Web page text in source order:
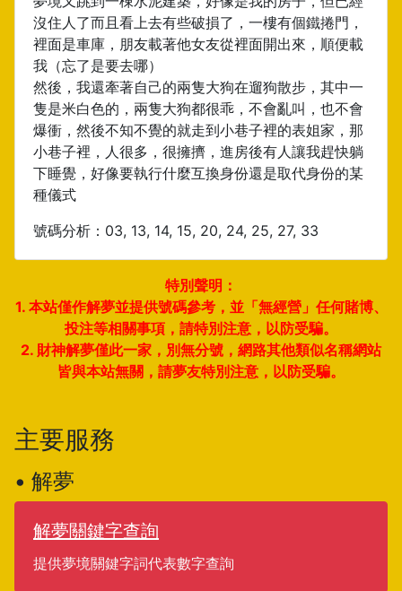
沒住人了而且看上去有些破損了，一樓有個鐵捲門，
裡面是車庫，朋友載著他女友從裡面開出來，順便載
我（忘了是要去哪）
然後，我還牽著自己的兩隻大狗在遛狗散步，其中一
隻是米白色的，兩隻大狗都很乖，不會亂叫，也不會
爆衝，然後不知不覺的就走到小巷子裡的表姐家，那
小巷子裡，人很多，很擁擠，進房後有人讓我趕快躺
下睡覺，好像要執行什麼互換身份還是取代身份的某
種儀式
號碼分析：03, 13, 14, 15, 20, 24, 25, 27, 33
特別聲明：
1. 本站僅作解夢並提供號碼參考，並「無經營」任何賭博、
投注等相關事項，請特別注意，以防受騙。
2. 財神解夢僅此一家，別無分號，網路其他類似名稱網站
皆與本站無關，請夢友特別注意，以防受騙。
主要服務
• 解夢
解夢關鍵字查詢
提供夢境關鍵字詞代表數字查詢